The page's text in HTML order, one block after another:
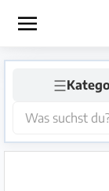
Startseite
Anzeige
aufgeben
☰